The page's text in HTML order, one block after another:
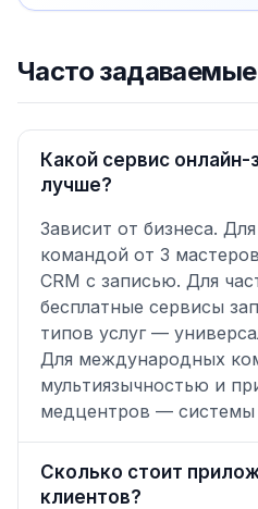
Часто
Какой сервис онлайн-
лучше?
Зависит от бизнеса.
командой от 3
CRM с записью. Для
бесплатные сервисы
типов услуг —
Для международных
мультиязычностью и
медцентров —
Сколько стоит
клиентов?